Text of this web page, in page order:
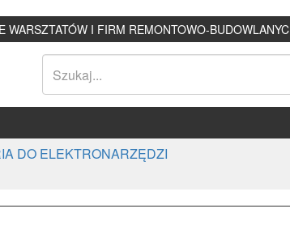
WARSZTATÓW I FIRM REMONTOWO-
DO ELEKTRONARZĘDZI